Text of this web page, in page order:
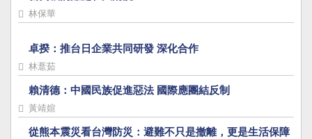
林保華
卓揆：推台日企業共同研發 深化合作
林薏茹
賴清德：中國民族促進惡法 國際應團結反制
黃靖媗
從熊本震災看台灣防災：避難不只是撤離，更是生活保障